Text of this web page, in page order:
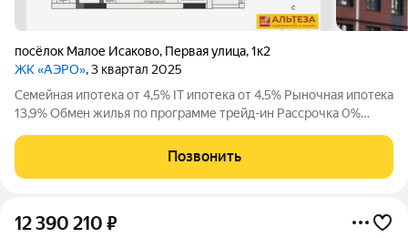
посёлок Малое Исаково, Первая улица,1к2
ЖК «АЭРО», 3 квартал 2025
Ceмейнaя ипoтека от 4,5% IT ипотекa от 4,5% Pыночная ипoтeкa
13,9% Обмeн жилья по пpограмме трейд-ин Рассрочка 0%
видеонаблюдение
Позвонить
12 390 210 ₽